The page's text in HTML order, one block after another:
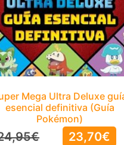
Mega Ultra Deluxe
esencial definitiva (Guía
Pokémon)
€ 23,70€